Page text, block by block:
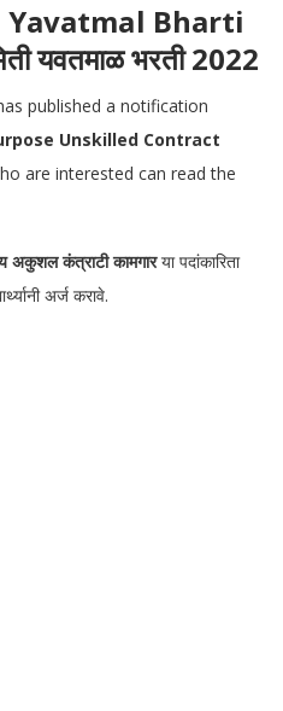
Yavatmal Bharti
यवतमाळ भरती 2022
published a notification
Unskilled Contract
are interested can read the
अकुशल कंत्राटी कामगारया पदांकारिता
अर्ज करावे.